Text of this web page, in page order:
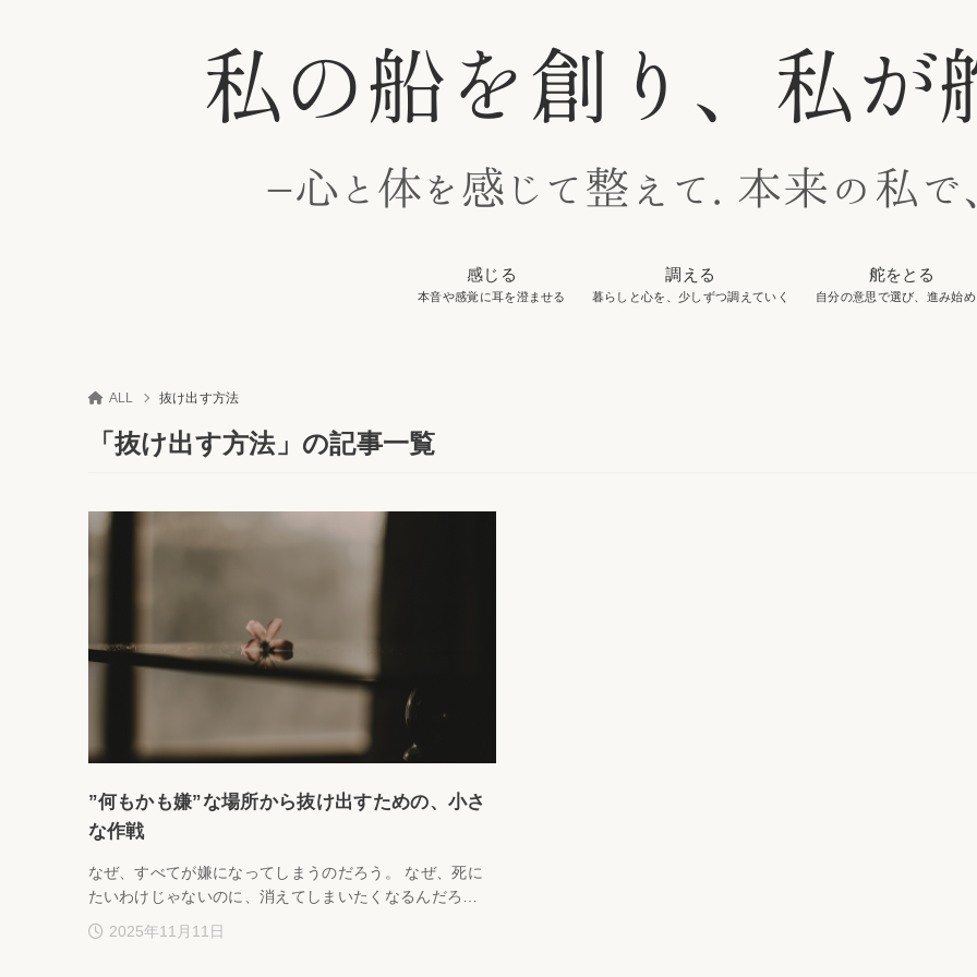
感じる
本音や感覚に耳を澄ませる
調える
暮らしと心を、少しずつ調えていく
舵をとる
自分の意思で選び、進み始
ALL 抜け出す方法
「抜け出す方法」の記事一覧
”何もかも嫌”な場所から抜け出すための、小さ
な作戦
なぜ、すべてが嫌になってしまうのだろう。 なぜ、死に
たいわけじゃないのに、消えてしまいたくなるんだろ…
2025年11月11日